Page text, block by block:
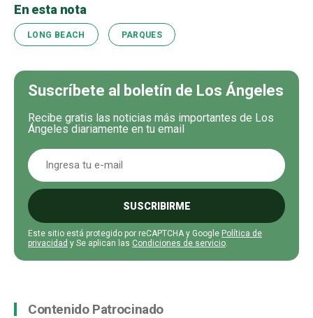
En esta nota
LONG BEACH PARQUES
Suscríbete al boletín de Los Ángeles
Recibe gratis las noticias más importantes de Los
Ángeles diariamente en tu email
SUSCRIBIRME
Este sitio está protegido por reCAPTCHA y Google Política de
privacidad y Se aplican las Condiciones de servicio.
Contenido Patrocinado